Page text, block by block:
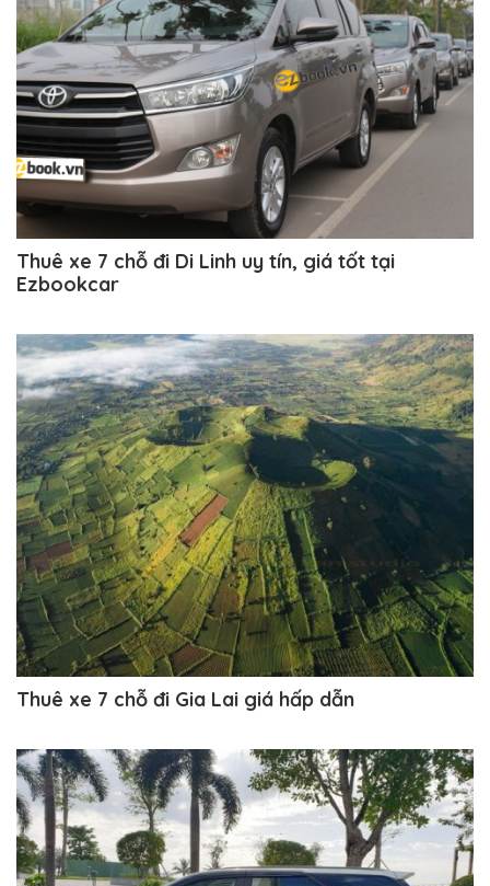
Thuê xe 7 chỗ đi Di Linh uy tín, giá tốt tại
Ezbookcar
Thuê xe 7 chỗ đi Gia Lai giá hấp dẫn